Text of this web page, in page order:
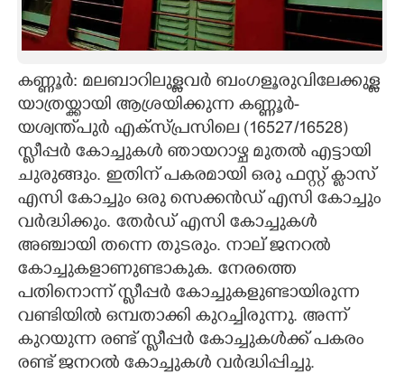
CARTOONS
LITERATURE
ZOOM
CONTACT US
കണ്ണൂർ: മലബാറിലുള്ളവർ ബംഗളൂരുവിലേക്കുള്ള
യാത്രയ്ക്കായി ആശ്രയിക്കുന്ന കണ്ണൂർ-
യശ്വന്ത്പുർ എക്സ്പ്രസിലെ (16527/16528)
സ്ലീപ്പർ കോച്ചുകൾ ഞായറാഴ്ച മുതൽ എട്ടായി
ചുരുങ്ങും. ഇതിന് പകരമായി ഒരു ഫസ്റ്റ് ക്ലാസ്
എസി കോച്ചും ഒരു സെക്കൻഡ് എസി കോച്ചും
വർദ്ധിക്കും. തേർഡ് എസി കോച്ചുകൾ
അഞ്ചായി തന്നെ തുടരും. നാല് ജനറൽ
കോച്ചുകളാണുണ്ടാകുക. നേരത്തെ
പതിനൊന്ന് സ്ലീപ്പർ കോച്ചുകളുണ്ടായിരുന്ന
വണ്ടിയിൽ ഒമ്പതാക്കി കുറച്ചിരുന്നു. അന്ന്
കുറയുന്ന രണ്ട് സ്ലീപ്പർ കോച്ചുകൾക്ക് പകരം
രണ്ട് ജനറൽ കോച്ചുകൾ വർദ്ധിപ്പിച്ചു.